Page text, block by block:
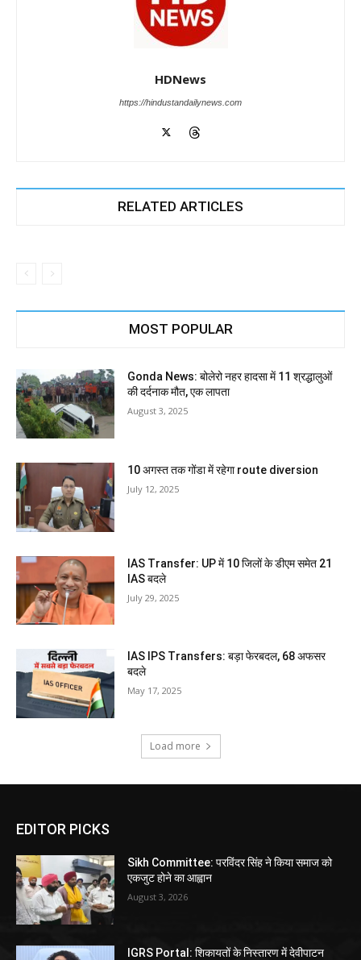
HDNews
https://hindustandailynews.com
RELATED ARTICLES
MOST POPULAR
Gonda News: बोलेरो नहर हादसा में 11 श्रद्धालुओं
की दर्दनाक मौत, एक लापता
August 3, 2025
10 अगस्त तक गोंडा में रहेगा route diversion
July 12, 2025
IAS Transfer: UP में 10 जिलों के डीएम समेत 21
IAS बदले
July 29, 2025
IAS IPS Transfers: बड़ा फेरबदल, 68 अफसर
बदले
May 17, 2025
Load more
EDITOR PICKS
Sikh Committee: परविंदर सिंह ने किया समाज को
एकजुट होने का आह्वान
August 3, 2026
IGRS Portal: शिकायतों के निस्तारण में देवीपाटन